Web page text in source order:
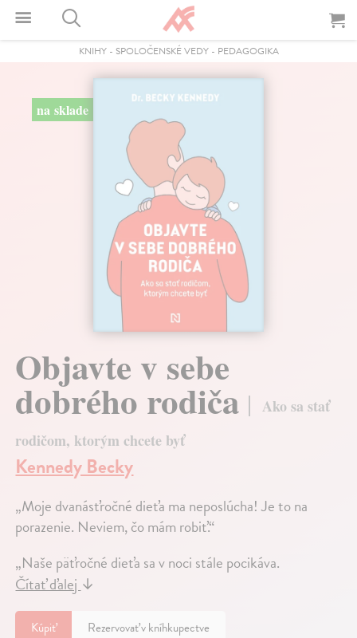
KNIHY- SPOLOČENSKÉ VEDY- PEDAGOGIKA
na sklade
Objavte v sebe
dobrého rodiča
Ako sa stať
rodičom, ktorým chcete byť
Kennedy Becky
„Moje dvanásťročné dieťa ma neposlúcha! Je to na
porazenie. Neviem, čo mám robiť.“
„Naše päťročné dieťa sa v noci stále pocikáva.
Čítať ďalej↓
Kúpiť Rezervovať v kníhkupectve